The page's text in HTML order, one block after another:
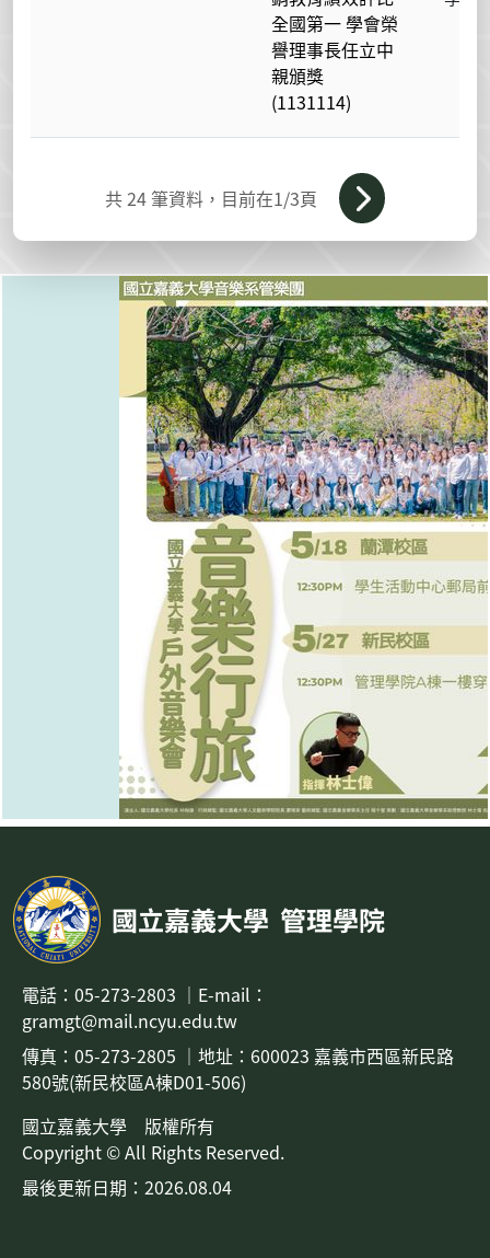
全國第一 學會榮
譽理事長任立中
親頒獎
(1131114)
共24 筆資料，目前在1/3頁
國立嘉義大學 管理學院
電話： 05-273-2803 ｜ E-mail：
gramgt@mail.ncyu.edu.tw
傳真：05-273-2805 ｜地址： 600023 嘉義市西區新民路
580號(新民校區A棟D01-506)
國立嘉義大學 版權所有
Copyright © All Rights Reserved.
最後更新日期：2026.08.04